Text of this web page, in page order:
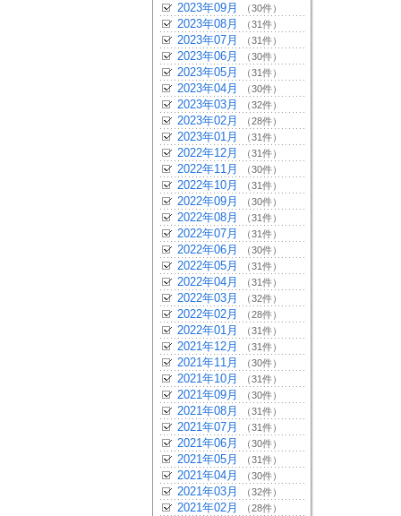
2023年09月 （30件）
2023年08月 （31件）
2023年07月 （31件）
2023年06月 （30件）
2023年05月 （31件）
2023年04月 （30件）
2023年03月 （32件）
2023年02月 （28件）
2023年01月 （31件）
2022年12月 （31件）
2022年11月 （30件）
2022年10月 （31件）
2022年09月 （30件）
2022年08月 （31件）
2022年07月 （31件）
2022年06月 （30件）
2022年05月 （31件）
2022年04月 （31件）
2022年03月 （32件）
2022年02月 （28件）
2022年01月 （31件）
2021年12月 （31件）
2021年11月 （30件）
2021年10月 （31件）
2021年09月 （30件）
2021年08月 （31件）
2021年07月 （31件）
2021年06月 （30件）
2021年05月 （31件）
2021年04月 （30件）
2021年03月 （32件）
2021年02月 （28件）